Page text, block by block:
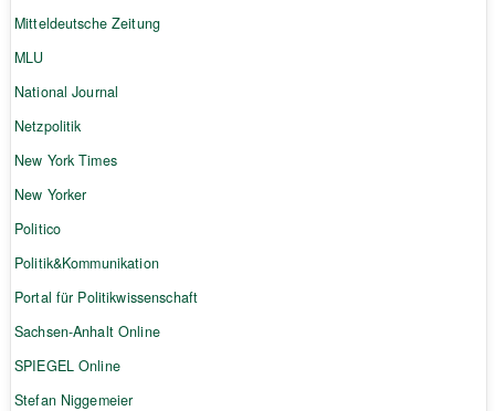
Mitteldeutsche Zeitung
MLU
National Journal
Netzpolitik
New York Times
New Yorker
Politico
Politik&Kommunikation
Portal für Politikwissenschaft
Sachsen-Anhalt Online
SPIEGEL Online
Stefan Niggemeier